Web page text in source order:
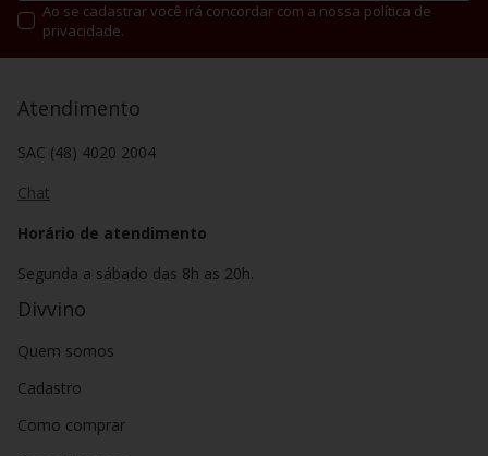
Ao se cadastrar você irá concordar com a nossa política de
privacidade.
Atendimento
SAC (48) 4020 2004
Chat
Horário de atendimento
Segunda a sábado das 8h as 20h.
Divvino
Quem somos
Cadastro
Como comprar